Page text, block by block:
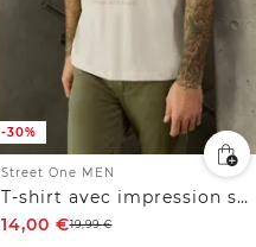
-30%
Street One MEN
T-shirt avec impression sur le devant
14,00 €19,99€